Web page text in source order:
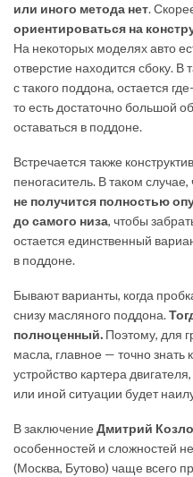
или иного метода нет.
ориентироваться на
На некоторых моделях авто
отверстие находится сбоку. В
с такого поддона, остается
то есть достаточно большой
оставаться в поддоне.
Встречается также
пеногаситель. В таком
не получится полностью
до самого низа, чтобы
остается единственный
в поддоне.
Бывают варианты, когда
снизу масляного поддона.
полноценный. Поэтому, для
масла, главное — точно знать
устройство картера
или иной ситуации будет
В заключение Дмитрий
особенностей и сложностей
(Москва, Бутово) чаще всего